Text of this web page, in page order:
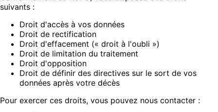
suivants :
Droit d'accès à vos données
Droit de rectification
Droit d'effacement (« droit à l'oubli »)
Droit de limitation du traitement
Droit d'opposition
Droit de définir des directives sur le sort de vos
données après votre décès
Pour exercer ces droits, vous pouvez nous contacter :